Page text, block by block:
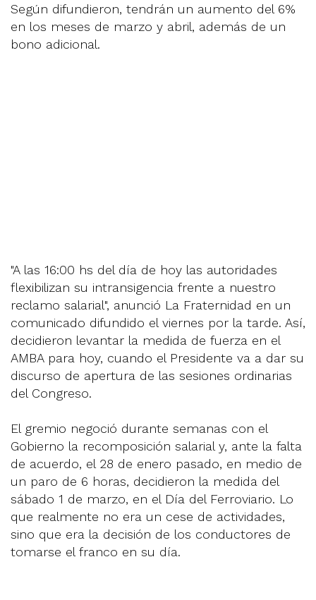
Según difundieron, tendrán un aumento del 6%
en los meses de marzo y abril, además de un
bono adicional.
"A las 16:00 hs del día de hoy las autoridades
flexibilizan su intransigencia frente a nuestro
reclamo salarial", anunció La Fraternidad en un
comunicado difundido el viernes por la tarde. Así,
decidieron levantar la medida de fuerza en el
AMBA para hoy, cuando el Presidente va a dar su
discurso de apertura de las sesiones ordinarias
del Congreso.
El gremio negoció durante semanas con el
Gobierno la recomposición salarial y, ante la falta
de acuerdo, el 28 de enero pasado, en medio de
un paro de 6 horas, decidieron la medida del
sábado 1 de marzo, en el Día del Ferroviario. Lo
que realmente no era un cese de actividades,
sino que era la decisión de los conductores de
tomarse el franco en su día.